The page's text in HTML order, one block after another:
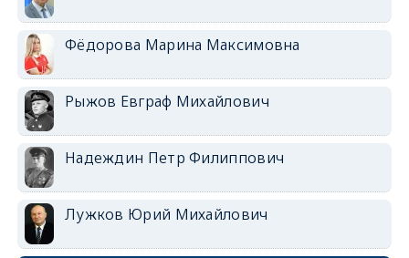
Фёдорова Марина Максимовна
Рыжов Евграф Михайлович
Надеждин Петр Филиппович
Лужков Юрий Михайлович